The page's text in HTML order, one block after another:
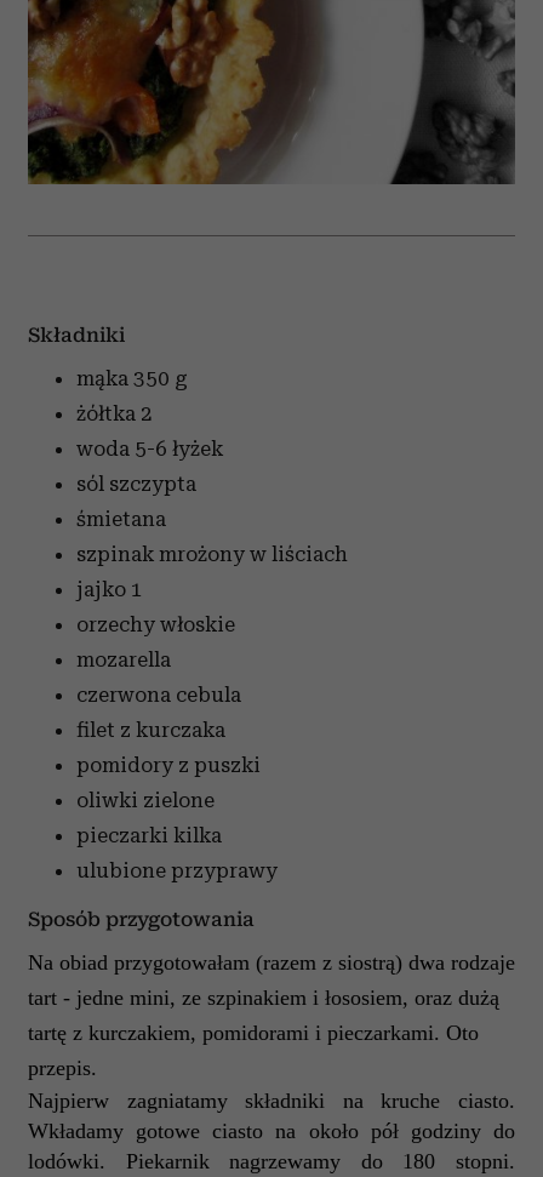
Składniki
mąka 350 g
żółtka 2
woda 5-6 łyżek
sól szczypta
śmietana
szpinak mrożony w liściach
jajko 1
orzechy włoskie
mozarella
czerwona cebula
filet z kurczaka
pomidory z puszki
oliwki zielone
pieczarki kilka
ulubione przyprawy
Sposób przygotowania
Na obiad przygotowałam (razem z siostrą) dwa rodzaje
tart - jedne mini, ze szpinakiem i łososiem, oraz dużą
tartę z kurczakiem, pomidorami i pieczarkami. Oto
przepis.
Najpierw zagniatamy składniki na kruche ciasto.
Wkładamy gotowe ciasto na około pół godziny do
lodówki. Piekarnik nagrzewamy do 180 stopni.